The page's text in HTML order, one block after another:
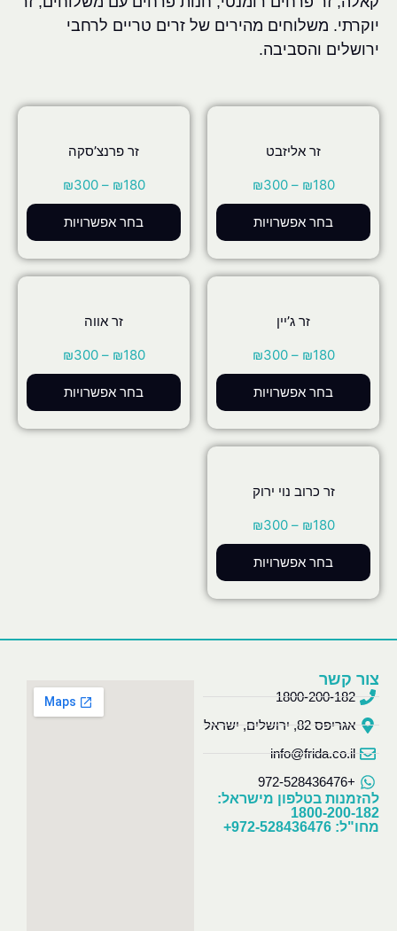
יוקרתי. משלוחים מהירים של זרים טריים לרחבי
ירושלים והסביבה.
זר אליזבט
₪180
–
₪300
בחר אפשרויות
זר פרנצ’סקה
₪180
–
₪300
בחר אפשרויות
זר ג’יין
₪180
–
₪300
בחר אפשרויות
זר אווה
₪180
–
₪300
בחר אפשרויות
זר כרוב נוי ירוק
₪180
–
₪300
בחר אפשרויות
צור קשר
1800-200-182
אגריפס 82, ירושלים, ישראל
info@frida.co.il
+972-528436476
להזמנות בטלפון מישראל:
1800-200-182
מחו"ל: 972-528436476+